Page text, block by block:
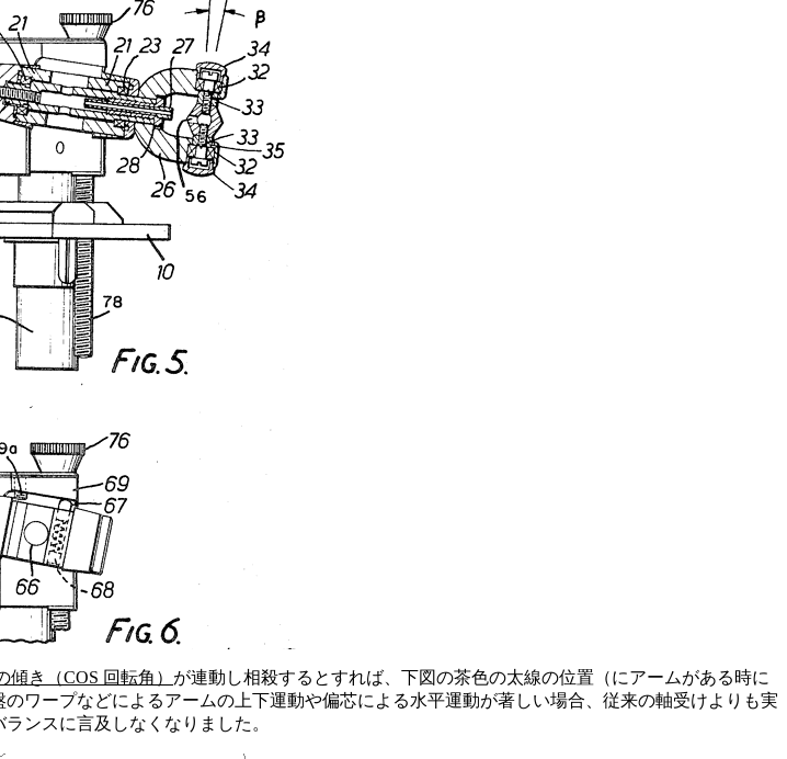
き（COS 回転角） が連動し相殺するとすれば、下図の茶色の太線の位置（にアームがある時に
ワープなどによるアームの上下運動や偏芯による水平運動が著しい場合、従来の軸受けよりも実
ンスに言及しなくなりました。